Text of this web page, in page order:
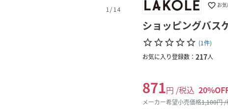
1/14 favorite_border お
ショッピングバス
star_borderstar_borderstar_borderstar_borderstar_border (1件)
お気に入り登録数： 217人
871円 /税込 20
メーカー希望小売価格1,100円 /